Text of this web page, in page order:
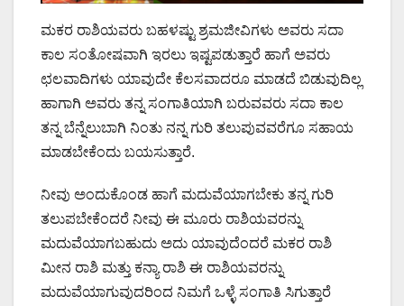
ಮಕರ ರಾಶಿಯವರು ಬಹಳಷ್ಟು ಶ್ರಮಜೀವಿಗಳು ಅವರು ಸದಾ
ಕಾಲ ಸಂತೋಷವಾಗಿ ಇರಲು ಇಷ್ಟಪಡುತ್ತಾರೆ ಹಾಗೆ ಅವರು
ಛಲವಾದಿಗಳು ಯಾವುದೇ ಕೆಲಸವಾದರೂ ಮಾಡದೆ ಬಿಡುವುದಿಲ್ಲ
ಹಾಗಾಗಿ ಅವರು ತನ್ನ ಸಂಗಾತಿಯಾಗಿ ಬರುವವರು ಸದಾ ಕಾಲ
ತನ್ನ ಬೆನ್ನೆಲುಬಾಗಿ ನಿಂತು ನನ್ನ ಗುರಿ ತಲುಪುವವರೆಗೂ ಸಹಾಯ
ಮಾಡಬೇಕೆಂದು ಬಯಸುತ್ತಾರೆ.
ನೀವು ಅಂದುಕೊಂಡ ಹಾಗೆ ಮದುವೆಯಾಗಬೇಕು ತನ್ನ ಗುರಿ
ತಲುಪಬೇಕೆಂದರೆ ನೀವು ಈ ಮೂರು ರಾಶಿಯವರನ್ನು
ಮದುವೆಯಾಗಬಹುದು ಅದು ಯಾವುದೆಂದರೆ ಮಕರ ರಾಶಿ
ಮೀನ ರಾಶಿ ಮತ್ತು ಕನ್ಯಾ ರಾಶಿ ಈ ರಾಶಿಯವರನ್ನು
ಮದುವೆಯಾಗುವುದರಿಂದ ನಿಮಗೆ ಒಳ್ಳೆ ಸಂಗಾತಿ ಸಿಗುತ್ತಾರೆ